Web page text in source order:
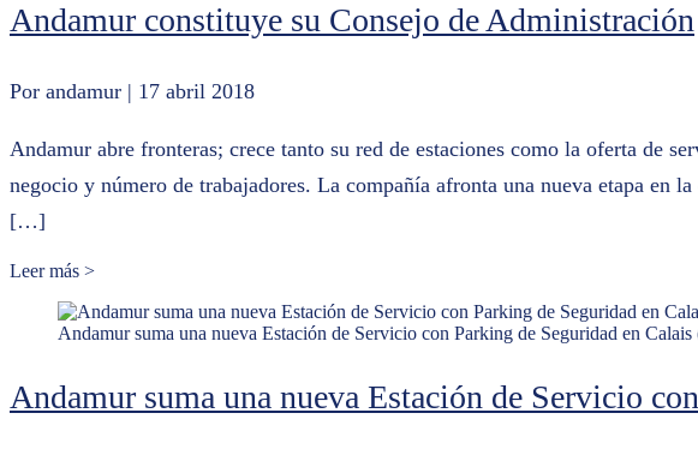
Andamur constituye su Consejo de Administración
Por andamur | 17 abril 2018
Andamur abre fronteras; crece tanto su red de estaciones como la oferta de
negocio y número de trabajadores. La compañía afronta una nueva etapa en
[…]
Leer más >
Andamur suma una nueva Estación de Servicio con Parking de Seguridad en Calais
Andamur suma una nueva Estación de Servicio